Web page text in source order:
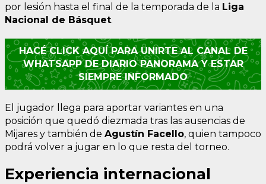
por lesión hasta el final de la temporada de la Liga
Nacional de Básquet.
HACÉ CLICK AQUÍ PARA UNIRTE AL CANAL DE
WHATSAPP DE DIARIO PANORAMA Y ESTAR
SIEMPRE INFORMADO
El jugador llega para aportar variantes en una
posición que quedó diezmada tras las ausencias de
Mijares y también de Agustín Facello, quien tampoco
podrá volver a jugar en lo que resta del torneo.
Experiencia internacional